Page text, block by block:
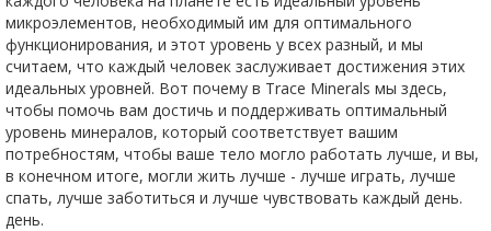
микроэлементов, необходимый им для оптимального
функционирования, и этот уровень у всех разный, и мы
считаем, что каждый человек заслуживает достижения этих
идеальных уровней. Вот почему в Trace Minerals мы здесь,
чтобы помочь вам достичь и поддерживать оптимальный
уровень минералов, который соответствует вашим
потребностям, чтобы ваше тело могло работать лучше, и вы,
в конечном итоге, могли жить лучше - лучше играть, лучше
спать, лучше заботиться и лучше чувствовать каждый день.
день.